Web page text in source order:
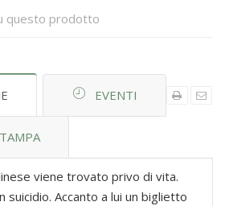
questo prodotto
EVENTI
viene trovato privo di vita.
suicidio. Accanto a lui un biglietto